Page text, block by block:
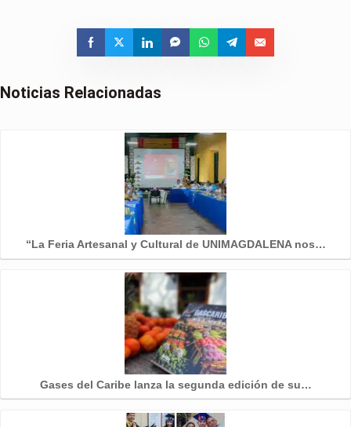
Noticias Relacionadas
“La Feria Artesanal y Cultural de UNIMAGDALENA nos…
Gases del Caribe lanza la segunda edición de su…